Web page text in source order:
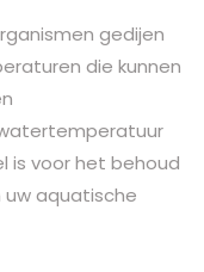
gedijen
die kunnen
is voor het behoud
aquatische